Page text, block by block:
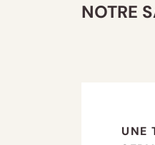
NOTRE
UNE